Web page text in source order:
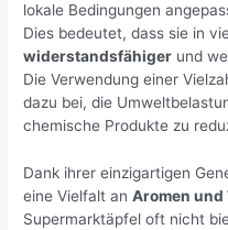
lokale Bedingungen
Dies bedeutet, dass sie in
widerstandsfähiger und
Die Verwendung einer
dazu bei, die
chemische Produkte zu
Dank ihrer einzigartigen
eine Vielfalt anAromen und
Supermarktäpfel oft nicht